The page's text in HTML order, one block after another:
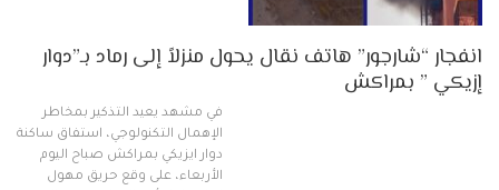
انفجار “شارجور” هاتف نقال يحول منزلاً إلى رماد بـ”دوار
إزيكي ” بمراكش
في مشهد يعيد التذكير بمخاطر
الإهمال التكنولوجي، استفاق ساكنة
دوار ايزيكي بمراكش صباح اليوم
الأربعاء، على وقع حريق مهول